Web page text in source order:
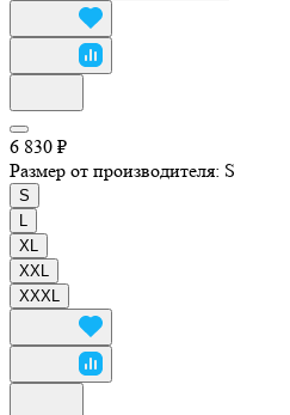
6 830 ₽
Размер от производителя: S
S
XL
XXL
XXXL